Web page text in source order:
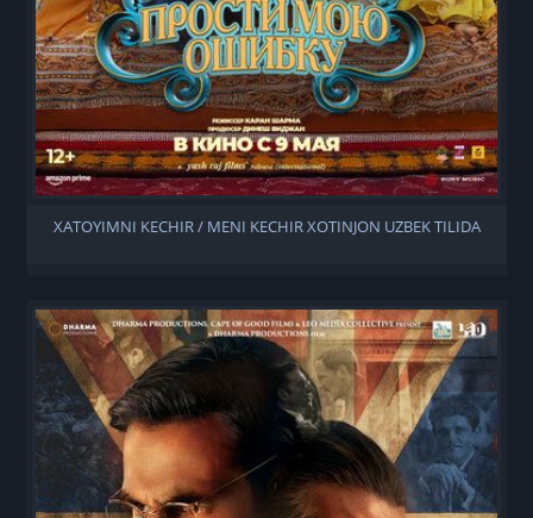
XATOYIMNI KECHIR / MENI KECHIR XOTINJON UZBEK TILIDA